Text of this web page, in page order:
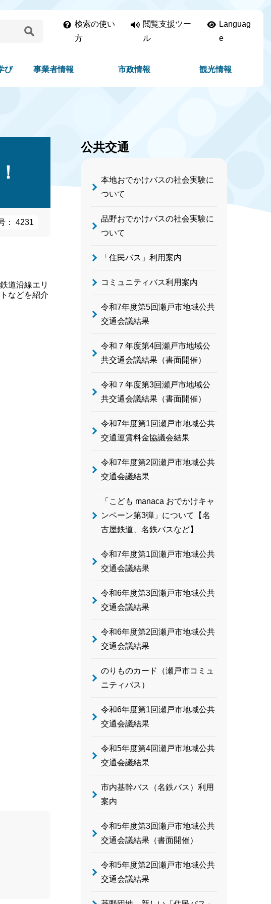
検索の使い
方
閲覧支援ツー
ル
Languag
e
び 事業者情報 市政情報 観光情報
： 4231
道沿線エリ
などを紹介
公共交通
本地おでかけバスの社会実験に
ついて
品野おでかけバスの社会実験に
ついて
「住民バス」利用案内
コミュニティバス利用案内
令和7年度第5回瀬戸市地域公共
交通会議結果
令和７年度第4回瀬戸市地域公
共交通会議結果（書面開催）
令和７年度第3回瀬戸市地域公
共交通会議結果（書面開催）
令和7年度第1回瀬戸市地域公共
交通運賃料金協議会結果
令和7年度第2回瀬戸市地域公共
交通会議結果
「こども manaca おでかけキャ
ンペーン第3弾」について【名
古屋鉄道、名鉄バスなど】
令和7年度第1回瀬戸市地域公共
交通会議結果
令和6年度第3回瀬戸市地域公共
交通会議結果
令和6年度第2回瀬戸市地域公共
交通会議結果
のりものカード（瀬戸市コミュ
ニティバス）
令和6年度第1回瀬戸市地域公共
交通会議結果
令和5年度第4回瀬戸市地域公共
交通会議結果
市内基幹バス（名鉄バス）利用
案内
令和5年度第3回瀬戸市地域公共
交通会議結果（書面開催）
令和5年度第2回瀬戸市地域公共
交通会議結果